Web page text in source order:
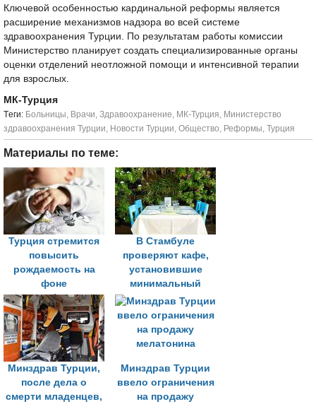
Ключевой особенностью кардинальной реформы является
расширение механизмов надзора во всей системе
здравоохранения Турции. По результатам работы комиссии
Министерство планирует создать специализированные органы
оценки отделений неотложной помощи и интенсивной терапии
для взрослых.
МК-Турция
Tеги: Больницы, Врачи, Здравоохранение, МК-Турция, Министерство
здравоохранения Турции, Новости Турции, Общество, Реформы, Турция
Материалы по теме:
Турция стремится
повысить
рождаемость на
фоне
демографических
вызовов
В Стамбуле
проверяют кафе,
установившие
минимальный
лимит на заказы
Минздрав Турции,
после дела о
смерти младенцев,
Минздрав Турции
ввело ограничения
на продажу